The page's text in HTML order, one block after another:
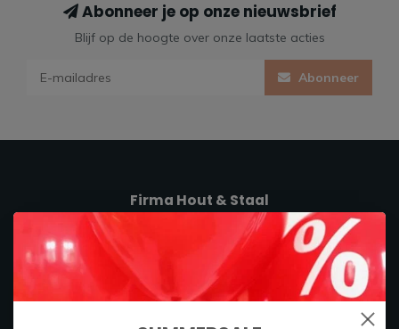
Abonneer je op onze nieuwsbrief
Blijf op de hoogte over onze laatste acties
Abonneer
Firma Hout & Staal
Boylestraat 26C
6718 XM